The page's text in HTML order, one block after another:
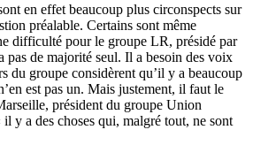
en effet beaucoup plus circonspects sur
préalable. Certains sont même
difficulté pour le groupe LR, présidé par
pas de majorité seul. Il a besoin des voix
du groupe considèrent qu’il y a beaucoup
est pas un. Mais justement, il faut le
président du groupe Union
y a des choses qui, malgré tout, ne sont